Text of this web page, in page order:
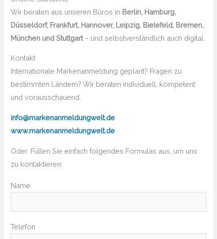
Wir beraten aus unseren Büros in Berlin, Hamburg,
Düsseldorf, Frankfurt, Hannover, Leipzig, Bielefeld, Bremen,
München und Stuttgart– und selbstverständlich auch digital.
Kontakt
Internationale Markenanmeldung geplant? Fragen zu
bestimmten Ländern? Wir beraten individuell, kompetent
und vorausschauend.
info@markenanmeldungwelt.de
www.markenanmeldungwelt.de
Oder. Füllen Sie einfach folgendes Formulas aus, um uns
zu kontaktieren:
Bitte lasse dieses Feld leer.
Name
Telefon